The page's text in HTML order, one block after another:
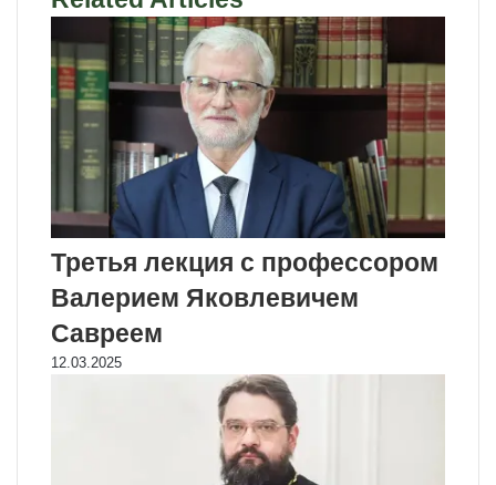
Третья лекция с профессором
Валерием Яковлевичем
Савреем
12.03.2025